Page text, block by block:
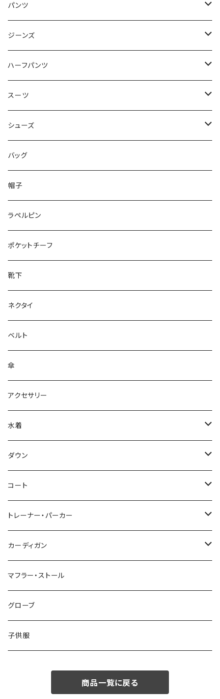
50/XL～
48/L
50/XL～
46/M
48/L
50/XL～
～44/S
46/M
48/L
50/XL～
パンツ
～44/S
46/M
48/L
50/XL～
ジーンズ
～44/S
46/M
48/L
50/XL～
ハーフパンツ
～44/S
46/M
48/L
50/XL～
スーツ
～44/S
46/M
48/L
50/XL～
シューズ
～25.5cm
26cm～
27cm～
28cm～
バッグ
帽子
ラペルピン
ポケットチーフ
靴下
ネクタイ
ベルト
傘
アクセサリー
水着
～44/S
46/M
48/L
50/XL～
ダウン
～44/S
46/M
48/L
50/XL～
コート
～44/S
46/M
48/L
50/XL～
トレーナー・パーカー
～44/S
46/M
48/L
50/XL～
カーディガン
～44/S
46/M
48/L
マフラー・ストール
グローブ
子供服
商品一覧に戻る